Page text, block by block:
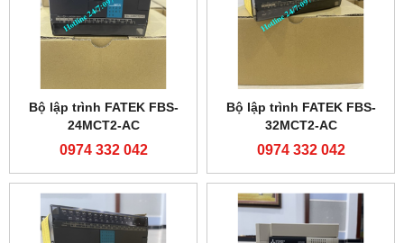
Bộ lập trình FATEK FBS-
24MCT2-AC
0974 332 042
Bộ lập trình FATEK FBS-
32MCT2-AC
0974 332 042